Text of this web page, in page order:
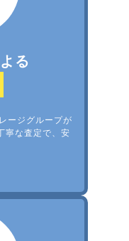
る
ージグループが
寧な査定で、安